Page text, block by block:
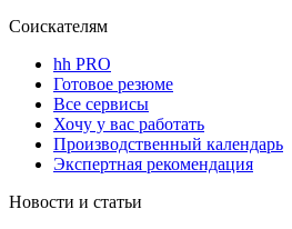
Соискателям
hh PRO
Готовое резюме
Все сервисы
Хочу у вас работать
Производственный календарь
Экспертная рекомендация
Новости и статьи